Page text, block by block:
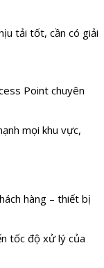
tải tốt, cần có giải
Point chuyên
mọi khu vực,
hàng – thiết bị
tốc độ xử lý của